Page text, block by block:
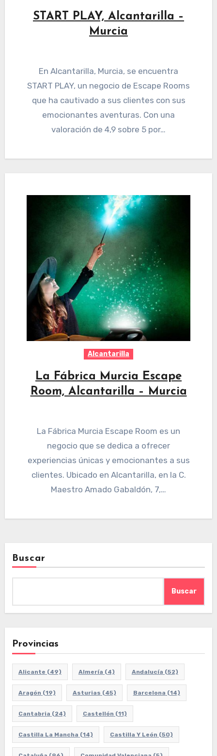
START PLAY, Alcantarilla –
Murcia
En Alcantarilla, Murcia, se encuentra
START PLAY, un negocio de Escape Rooms
que ha cautivado a sus clientes con sus
emocionantes aventuras. Con una
valoración de 4,9 sobre 5 por…
Alcantarilla
La Fábrica Murcia Escape
Room, Alcantarilla – Murcia
La Fábrica Murcia Escape Room es un
negocio que se dedica a ofrecer
experiencias únicas y emocionantes a sus
clientes. Ubicado en Alcantarilla, en la C.
Maestro Amado Gabaldón, 7,…
Buscar
Buscar
Provincias
Alicante (49) Almería (4) Andalucía (52)
Aragón (19) Asturias (45) Barcelona (14)
Cantabria (24) Castellón (11)
Castilla La Mancha (14) Castilla Y León (50)